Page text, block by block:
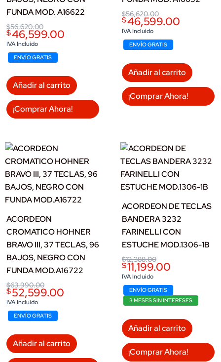
FUNDA MOD. A16622
$56,620.00
Original
price
was:
$56,620.00.
$46,599.00
Current
price
is:
$46,599.00.
IVA Incluido
ENVÍO GRATIS
Añadir al carrito
¡Comprar Ahora!
$56,620.00
Original
price
was:
$56,620.00.
$46,599.00
Current
price
is:
$46,599.00.
IVA Incluido
ENVÍO GRATIS
Añadir al carrito
¡Comprar Ahora!
ACORDEON
CROMATICO HOHNER
BRAVO III, 37 TECLAS, 96
BAJOS, NEGRO CON
FUNDA MOD.A16722
$63,990.00
Original
price
was:
$63,990.00.
$52,599.00
Current
price
is:
$52,599.00.
IVA Incluido
ENVÍO GRATIS
Añadir al carrito
ACORDEON DE TECLAS
BANDERA 3232
FARINELLI CON
ESTUCHE MOD.1306-1B
$12,388.00
Original
price
was:
$12,388.00.
$11,199.00
Current
price
is:
$11,199.00.
IVA Incluido
ENVÍO GRATIS
3 MESES SIN INTERESES
Añadir al carrito
¡Comprar Ahora!